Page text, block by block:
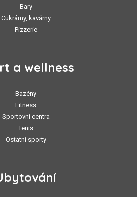
Bary
Cukrárny, kavárny
Pizzerie
a wellness
Bazény
Fitness
Sportovní centra
Tenis
Ostatní sporty